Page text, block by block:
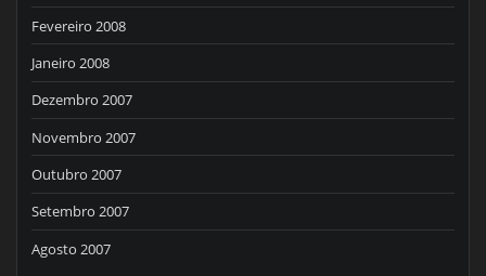
Fevereiro 2008
Janeiro 2008
Dezembro 2007
Novembro 2007
Outubro 2007
Setembro 2007
Agosto 2007